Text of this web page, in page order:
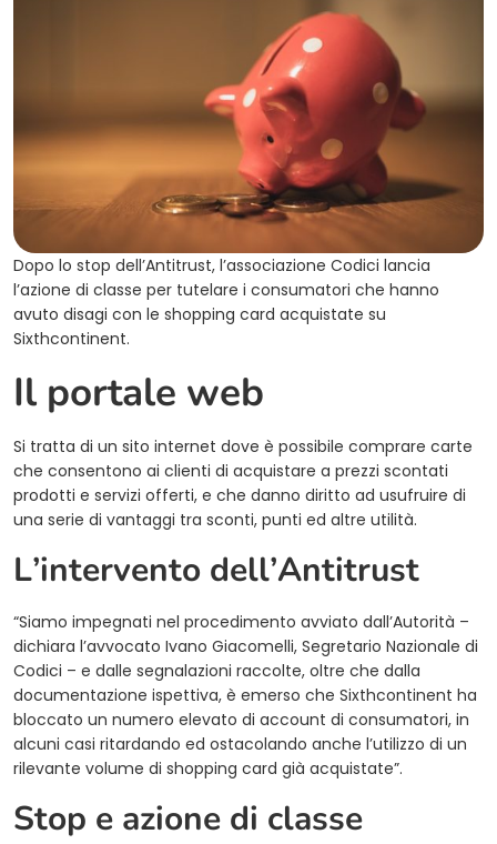
Dopo lo stop dell’Antitrust, l’associazione Codici lancia
l’azione di classe per tutelare i consumatori che hanno
avuto disagi con le shopping card acquistate su
Sixthcontinent.
Il portale web
Si tratta di un sito internet dove è possibile comprare carte
che consentono ai clienti di acquistare a prezzi scontati
prodotti e servizi offerti, e che danno diritto ad usufruire di
una serie di vantaggi tra sconti, punti ed altre utilità.
L’intervento dell’Antitrust
“Siamo impegnati nel procedimento avviato dall’Autorità –
dichiara l’avvocato Ivano Giacomelli, Segretario Nazionale di
Codici – e dalle segnalazioni raccolte, oltre che dalla
documentazione ispettiva, è emerso che Sixthcontinent ha
bloccato un numero elevato di account di consumatori, in
alcuni casi ritardando ed ostacolando anche l’utilizzo di un
rilevante volume di shopping card già acquistate”.
Stop e azione di classe